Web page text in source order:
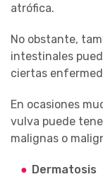
atrófica.
No obstante,
intestinales
ciertas
En ocasiones
vulva puede
malignas o
Dermatosis